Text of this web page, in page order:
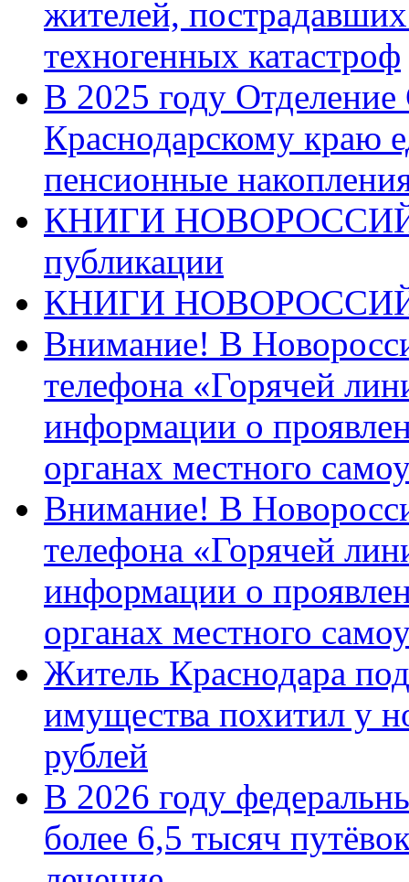
жителей,
техногенных катастроф
В 2025 году
Краснодарскому краю
пенсионные
КНИГИ
публикации
КНИГИ
Внимание! В
телефона «Горячей
информации о
органах местного
Внимание! В
телефона «Горячей
информации о
органах местного
Житель Краснодара
имущества похитил у
рублей
В 2026 году
более 6,5 тысяч